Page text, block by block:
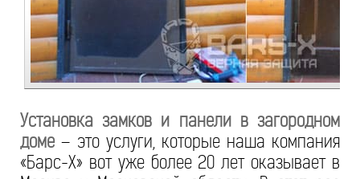
Установка замков и панели в загородном
доме – это услуги, которые наша компания
«Барс-Х» вот уже более 20 лет оказывает в